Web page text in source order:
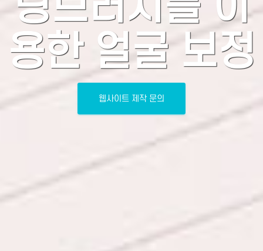
용한 얼굴 보정
웹사이트 제작 문의